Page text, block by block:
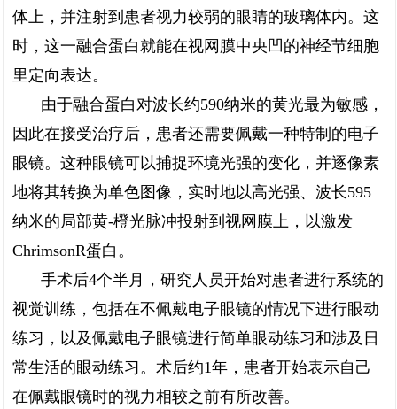
体上，并注射到患者视力较弱的眼睛的玻璃体内。这
时，这一融合蛋白就能在视网膜中央凹的神经节细胞
里定向表达。
由于融合蛋白对波长约590纳米的黄光最为敏感，
因此在接受治疗后，患者还需要佩戴一种特制的电子
眼镜。这种眼镜可以捕捉环境光强的变化，并逐像素
地将其转换为单色图像，实时地以高光强、波长595
纳米的局部黄-橙光脉冲投射到视网膜上，以激发
ChrimsonR蛋白。
手术后4个半月，研究人员开始对患者进行系统的
视觉训练，包括在不佩戴电子眼镜的情况下进行眼动
练习，以及佩戴电子眼镜进行简单眼动练习和涉及日
常生活的眼动练习。术后约1年，患者开始表示自己
在佩戴眼镜时的视力相较之前有所改善。